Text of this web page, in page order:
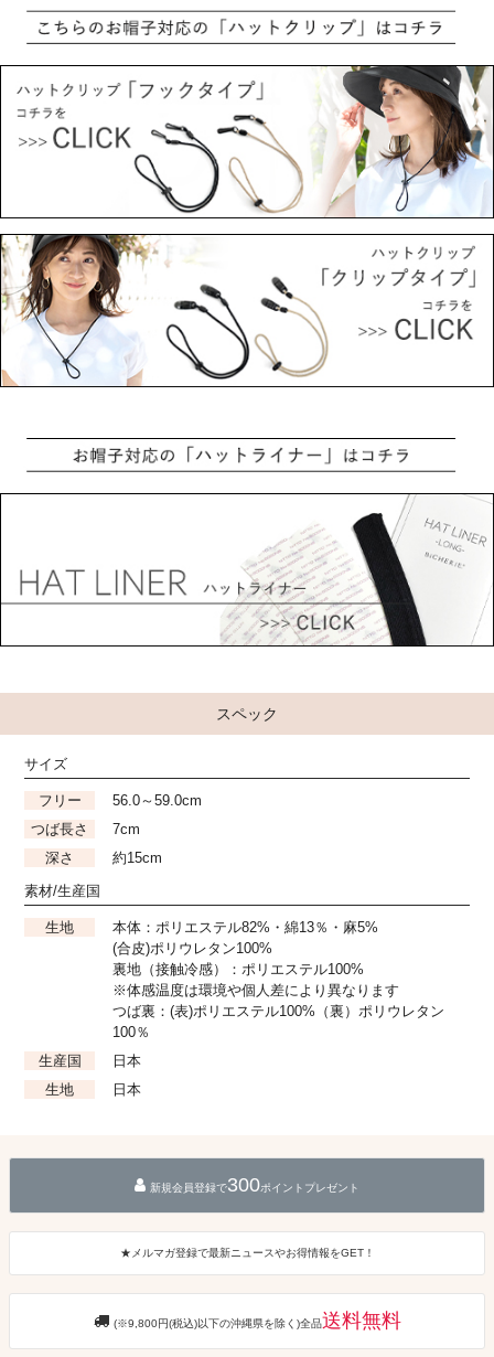
スペック
サイズ
フリー
56.0～59.0cm
つば長さ
7cm
深さ
約15cm
素材/生産国
生地
本体：ポリエステル82%・綿13％・麻5%
(合皮)ポリウレタン100%
裏地（接触冷感）：ポリエステル100%
※体感温度は環境や個人差により異なります
つば裏：(表)ポリエステル100%（裏）ポリウレタン
100％
生産国
日本
生地
日本
新規会員登録で300ポイントプレゼント
★メルマガ登録で最新ニュースやお得情報をGET！
(※9,800円(税込)以下の沖縄県を除く)全品送料無料